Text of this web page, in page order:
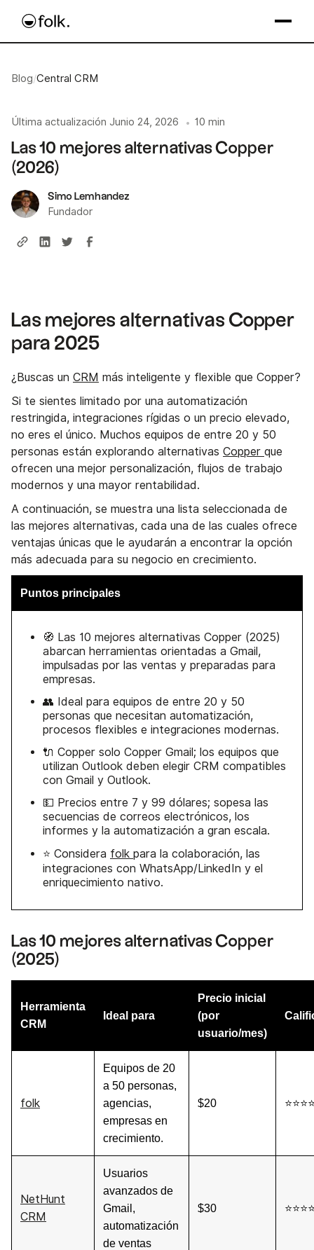
Blog/Central CRM
Última actualización Junio 24, 2026 • 10 min
Las 10 mejores alternativas Copper
(2026)
Simo Lemhandez
Fundador
Las mejores alternativas Copper
para 2025
¿Buscas un CRM más inteligente y flexible que Copper?
Si te sientes limitado por una automatización
restringida, integraciones rígidas o un precio elevado,
no eres el único. Muchos equipos de entre 20 y 50
personas están explorando alternativas Copper que
ofrecen una mejor personalización, flujos de trabajo
modernos y una mayor rentabilidad.
A continuación, se muestra una lista seleccionada de
las mejores alternativas, cada una de las cuales ofrece
ventajas únicas que le ayudarán a encontrar la opción
más adecuada para su negocio en crecimiento.
Puntos principales
🧭 Las 10 mejores alternativas Copper (2025)
abarcan herramientas orientadas a Gmail,
impulsadas por las ventas y preparadas para
empresas.
👥 Ideal para equipos de entre 20 y 50
personas que necesitan automatización,
procesos flexibles e integraciones modernas.
🔌 Copper solo Copper Gmail; los equipos que
utilizan Outlook deben elegir CRM compatibles
con Gmail y Outlook.
💵 Precios entre 7 y 99 dólares; sopesa las
secuencias de correos electrónicos, los
informes y la automatización a gran escala.
⭐ Considera folk para la colaboración, las
integraciones con WhatsApp/LinkedIn y el
enriquecimiento nativo.
Las 10 mejores alternativas Copper
(2025)
Herramienta
CRM
Ideal para
Precio inicial
(por
usuario/mes)
folk
Equipos de 20
a 50 personas,
agencias,
empresas en
crecimiento.
$20
NetHunt
CRM
Usuarios
avanzados de
Gmail,
automatización
de ventas
$30